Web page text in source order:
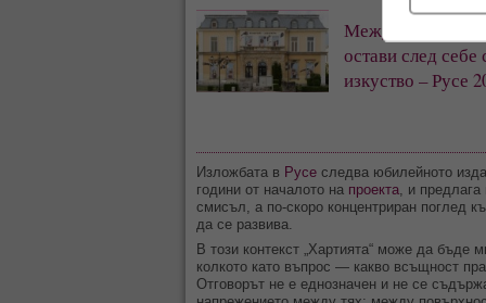
Между
остави след
изкуство – Русе
Изложбата в Русе следва юбилейното
години от началото на проекта, и предлага
смисъл, а по-скоро концентриран поглед
да се развива.
В този контекст „Хартията“ може да бъде
колкото като въпрос — какво всъщност
Отговорът не е еднозначен и не се